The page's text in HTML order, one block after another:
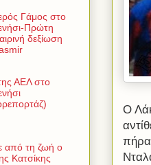
Ο
Γάμος στο
Πρώτη
δεξίωση
ΑΕΛ στο
από τη ζωή ο
Κατσίκης